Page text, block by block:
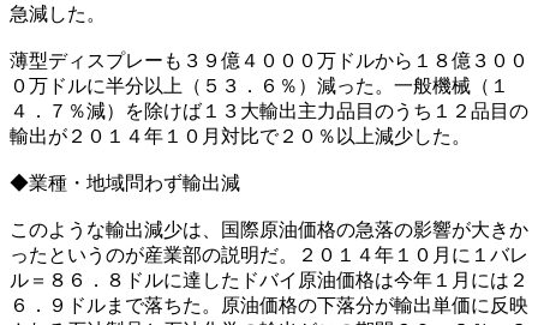
急減した。
薄型ディスプレーも３９億４０００万ドルから１８億３００
０万ドルに半分以上（５３．６％）減った。一般機械（１
４．７％減）を除けば１３大輸出主力品目のうち１２品目の
輸出が２０１４年１０月対比で２０％以上減少した。
◆業種・地域問わず輸出減
このような輸出減少は、国際原油価格の急落の影響が大きか
ったというのが産業部の説明だ。２０１４年１０月に１バレ
ル＝８６．８ドルに達したドバイ原油価格は今年１月には２
６．９ドルまで落ちた。原油価格の下落分が輸出単価に反映